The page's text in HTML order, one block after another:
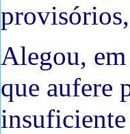
Alegou,
que aufere
insuficiente